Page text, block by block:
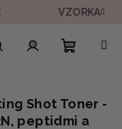
VZORKA V KAŽDEJ
košík
Shot Toner -
peptidmi a